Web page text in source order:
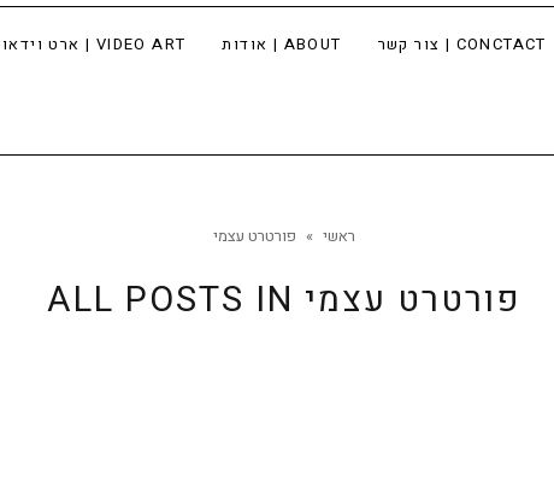
ארט וידאו | VIDEO ART אודות | ABOUT צור קשר | CONCTACT
ראשי » פורטרט עצמי
ALL POSTS IN פורטרט עצמי